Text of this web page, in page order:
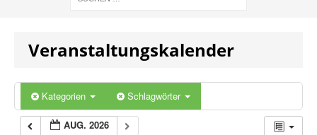
Veranstaltungskalender
Kategorien Schlagwörter
AUG. 2026